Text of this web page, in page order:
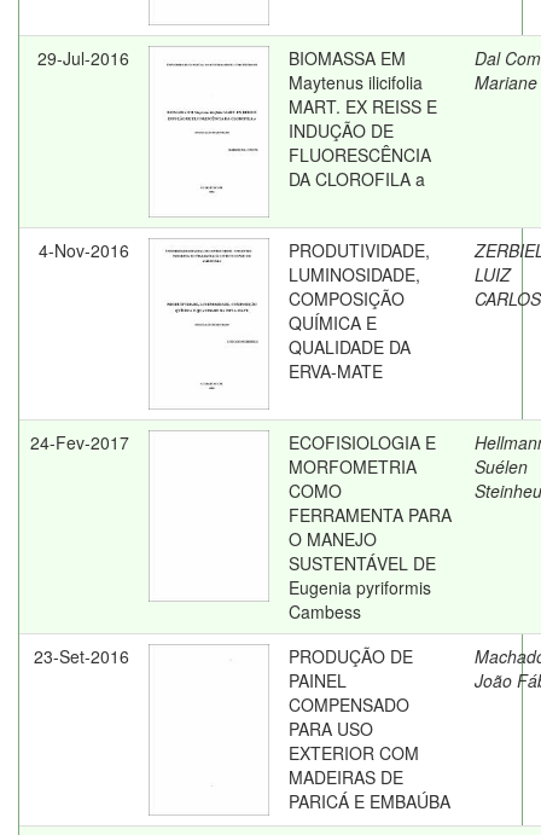
29-Jul-2016
BIOMASSA EM
Maytenus ilicifolia
MART. EX REISS E
INDUÇÃO DE
FLUORESCÊNCIA
DA CLOROFILA a
Dal
Mariane
4-Nov-2016
PRODUTIVIDADE,
LUMINOSIDADE,
COMPOSIÇÃO
QUÍMICA E
QUALIDADE DA
ERVA-MATE
LUIZ
CARLOS
24-Fev-2017
ECOFISIOLOGIA E
MORFOMETRIA
COMO
FERRAMENTA PARA
O MANEJO
SUSTENTÁVEL DE
Eugenia pyriformis
Cambess
Suélen
23-Set-2016
PRODUÇÃO DE
PAINEL
COMPENSADO
PARA USO
EXTERIOR COM
MADEIRAS DE
PARICÁ E EMBAÚBA
João